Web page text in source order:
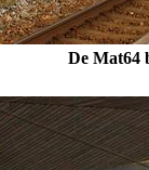
De Mat64